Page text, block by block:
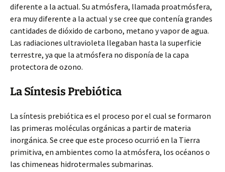
diferente a la actual. Su atmósfera, llamada proatmósfera,
era muy diferente a la actual y se cree que contenía grandes
cantidades de dióxido de carbono, metano y vapor de agua.
Las radiaciones ultravioleta llegaban hasta la superficie
terrestre, ya que la atmósfera no disponía de la capa
protectora de ozono.
La Síntesis Prebiótica
La síntesis prebiótica es el proceso por el cual se formaron
las primeras moléculas orgánicas a partir de materia
inorgánica. Se cree que este proceso ocurrió en la Tierra
primitiva, en ambientes como la atmósfera, los océanos o
las chimeneas hidrotermales submarinas.